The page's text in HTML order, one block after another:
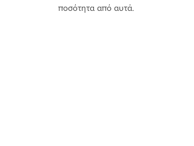
ποσότητα από αυτά.